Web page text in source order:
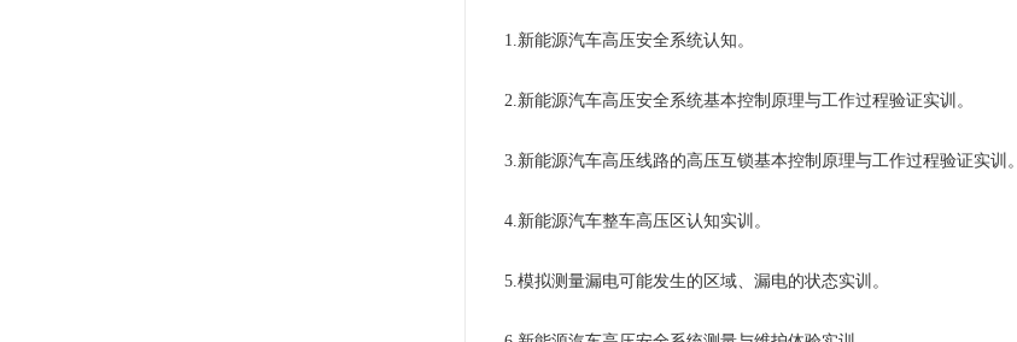
1.新能源汽车高压安全系统认知。
2.新能源汽车高压安全系统基本控制原理与工作过程验证实训。
3.新能源汽车高压线路的高压互锁基本控制原理与工作过程验证实训。
4.新能源汽车整车高压区认知实训。
5.模拟测量漏电可能发生的区域、漏电的状态实训。